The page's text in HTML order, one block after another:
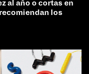
al año o cortas en
los